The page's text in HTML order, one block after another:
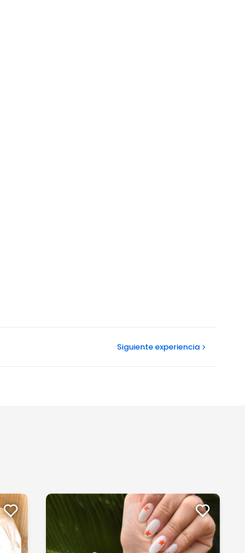
Siguienteexperiencia